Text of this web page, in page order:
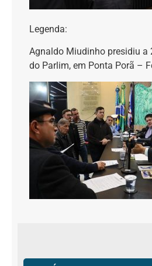
Legenda:
Agnaldo Miudinho presidiu a
do Parlim, em Ponta Porã –